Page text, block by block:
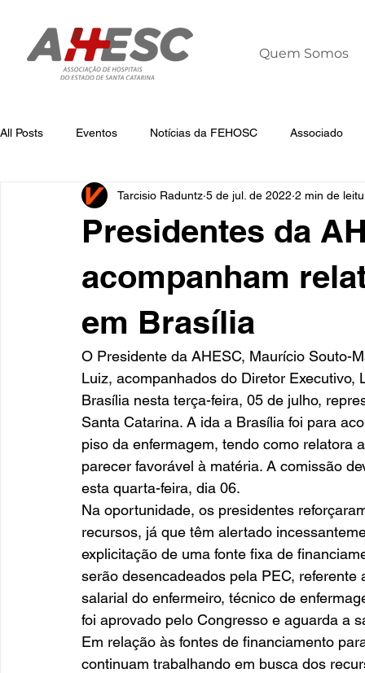
Quem Somos
All Posts Eventos Notícias da FEHOSC Associado
Notícias da AHESC Liderança Dia
Presidentes da
acompanham
em Brasília
Tarcisio Raduntz 5 de jul. de 2022 2 min de
O Presidente da AHESC, Maurício Souto-
Luiz, acompanhados do Diretor
Brasília nesta terça-feira, 05 de julho,
Santa Catarina. A ida a Brasília foi para
piso da enfermagem, tendo como relatora
parecer favorável à matéria. A comissão
esta quarta-feira, dia 06.
Na oportunidade, os presidentes
recursos, já que têm alertado
explicitação de uma fonte fixa de
serão desencadeados pela PEC,
salarial do enfermeiro, técnico de
foi aprovado pelo Congresso e aguarda a
Em relação às fontes de financiamento
continuam trabalhando em busca dos